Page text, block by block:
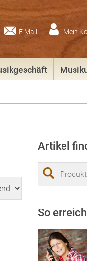
E-Mail Mein
Artikel
Suchen
nach:
So